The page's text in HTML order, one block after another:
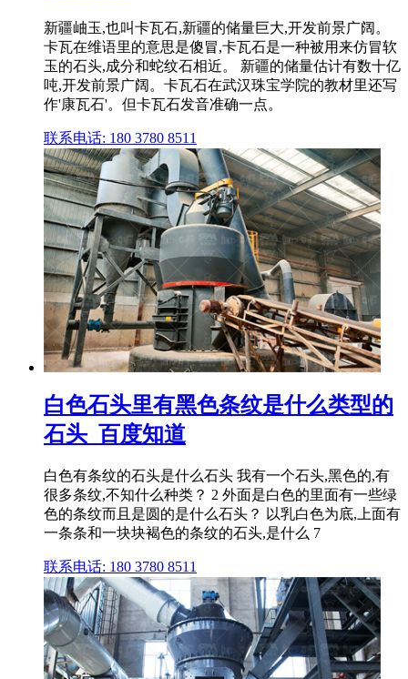
新疆岫玉,也叫卡瓦石,新疆的储量巨大,开发前景广阔。
卡瓦在维语里的意思是傻冒,卡瓦石是一种被用来仿冒软
玉的石头,成分和蛇纹石相近。 新疆的储量估计有数十亿
吨,开发前景广阔。卡瓦石在武汉珠宝学院的教材里还写
作'康瓦石'。但卡瓦石发音准确一点。
联系电话: 180 3780 8511
白色石头里有黑色条纹是什么类型的
石头_百度知道
白色有条纹的石头是什么石头 我有一个石头,黑色的,有
很多条纹,不知什么种类？ 2 外面是白色的里面有一些绿
色的条纹而且是圆的是什么石头？ 以乳白色为底,上面有
一条条和一块块褐色的条纹的石头,是什么 7
联系电话: 180 3780 8511